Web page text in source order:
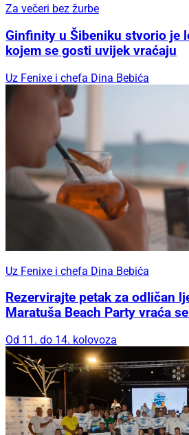
Za večeri bez žurbe
Ginfinity u Šibeniku stvorio je
kojem se gosti uvijek vraćaju
Uz Fenixe i chefa Dina Bebića
Uz Fenixe i chefa Dina Bebića
Rezervirajte petak za odličan
Maratuša Beach Party vraća
Od 11. do 14. kolovoza